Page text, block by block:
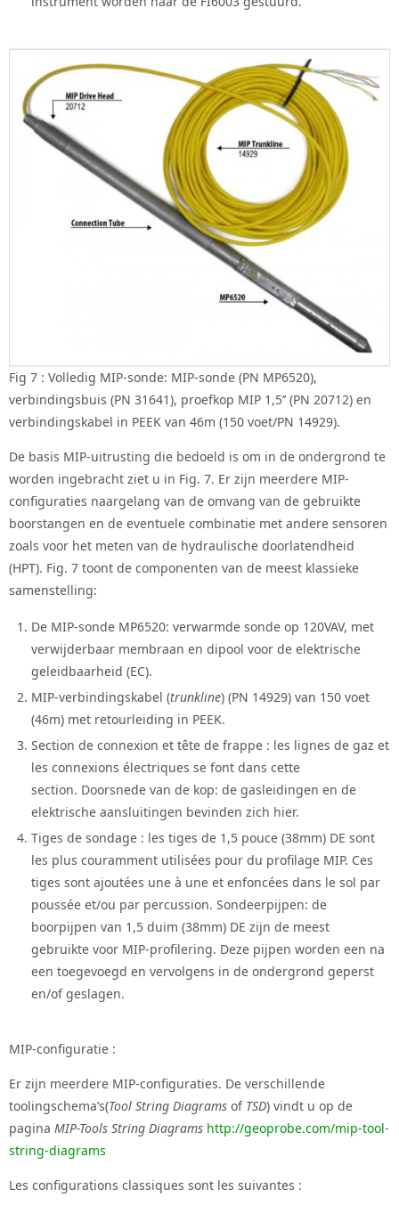
Fig 7 : Volledig MIP-sonde: MIP-sonde (PN MP6520),
verbindingsbuis (PN 31641), proefkop MIP 1,5’’ (PN 20712) en
verbindingskabel in PEEK van 46m (150 voet/PN 14929).
De basis MIP-uitrusting die bedoeld is om in de ondergrond te
worden ingebracht ziet u in Fig. 7. Er zijn meerdere MIP-
configuraties naargelang van de omvang van de gebruikte
boorstangen en de eventuele combinatie met andere sensoren
zoals voor het meten van de hydraulische doorlatendheid
(HPT). Fig. 7 toont de componenten van de meest klassieke
samenstelling:
De MIP-sonde MP6520: verwarmde sonde op 120VAV, met
verwijderbaar membraan en dipool voor de elektrische
geleidbaarheid (EC).
MIP-verbindingskabel (trunkline) (PN 14929) van 150 voet
(46m) met retourleiding in PEEK.
Section de connexion et tête de frappe : les lignes de gaz et
les connexions électriques se font dans cette
section. Doorsnede van de kop: de gasleidingen en de
elektrische aansluitingen bevinden zich hier.
Tiges de sondage : les tiges de 1,5 pouce (38mm) DE sont
les plus couramment utilisées pour du profilage MIP. Ces
tiges sont ajoutées une à une et enfoncées dans le sol par
poussée et/ou par percussion. Sondeerpijpen: de
boorpijpen van 1,5 duim (38mm) DE zijn de meest
gebruikte voor MIP-profilering. Deze pijpen worden een na
een toegevoegd en vervolgens in de ondergrond geperst
en/of geslagen.
MIP-configuratie :
Er zijn meerdere MIP-configuraties. De verschillende
toolingschema’s(Tool String Diagrams of TSD) vindt u op de
pagina MIP-Tools String Diagrams http://geoprobe.com/mip-tool-
string-diagrams
Les configurations classiques sont les suivantes :